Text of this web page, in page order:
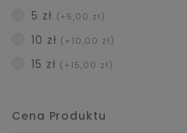
5 zł (+5,00 zł)
10 zł (+10,00 zł)
15 zł (+15,00 zł)
Cena Produktu